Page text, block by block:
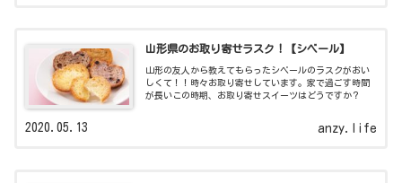
山形県のお取り寄せラスク！【シベール】
山形の友人から教えてもらったシベールのラスクがおい
しくて！！時々お取り寄せしています。家で過ごす時間
が長いこの時期、お取り寄せスイーツはどうですか？
anzy.life
2020.05.13